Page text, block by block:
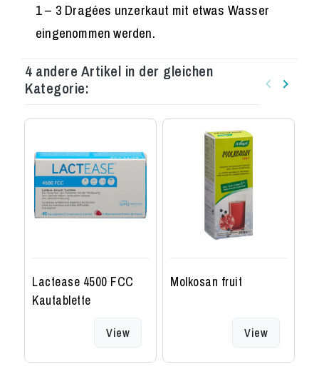
1 – 3 Dragées unzerkaut mit etwas Wasser
eingenommen werden.
4 andere Artikel in der gleichen
Kategorie:
Zurück
keyboard_arrow_left Weiter
keyboard_arrow_right
Lactease 4500 FCC
Kautablette
View
Molkosan fruit
View